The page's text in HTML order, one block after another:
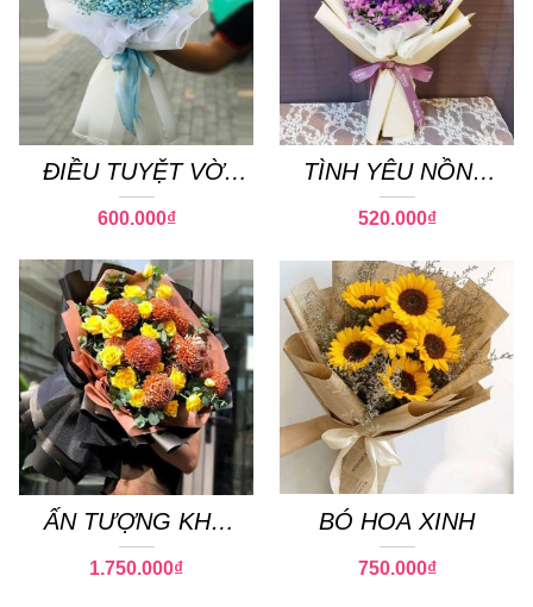
ĐIỀU TUYỆT VỜI
NHẤT
600.000₫
TÌNH YÊU NỒNG
NÀN
520.000₫
ẤN TƯỢNG KHÓ
QUÊN
1.750.000₫
BÓ HOA XINH
750.000₫